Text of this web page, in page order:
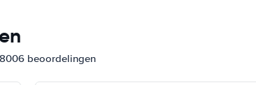
beoordelingen